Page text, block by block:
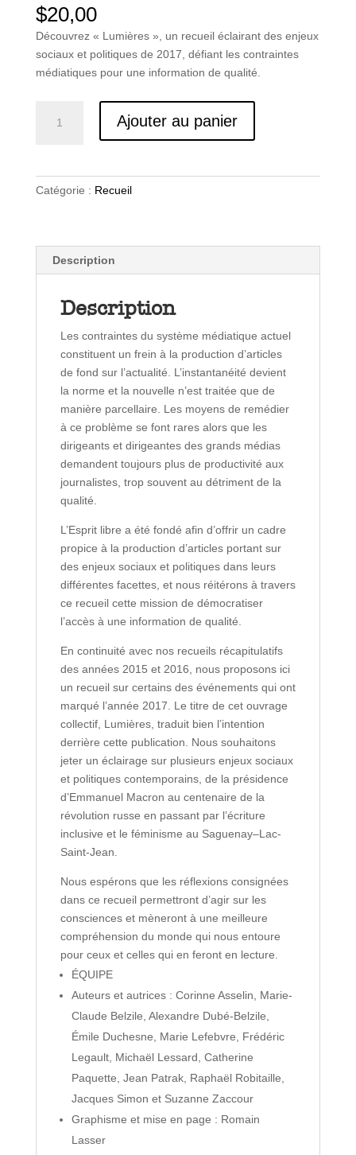
$20,00
Découvrez « Lumières », un recueil éclairant des enjeux
sociaux et politiques de 2017, défiant les contraintes
médiatiques pour une information de qualité.
Ajouter au panier
Catégorie : Recueil
Description
Description
Les contraintes du système médiatique actuel
constituent un frein à la production d’articles
de fond sur l’actualité. L’instantanéité devient
la norme et la nouvelle n’est traitée que de
manière parcellaire. Les moyens de remédier
à ce problème se font rares alors que les
dirigeants et dirigeantes des grands médias
demandent toujours plus de productivité aux
journalistes, trop souvent au détriment de la
qualité.
L’Esprit libre a été fondé afin d’offrir un cadre
propice à la production d’articles portant sur
des enjeux sociaux et politiques dans leurs
différentes facettes, et nous réitérons à travers
ce recueil cette mission de démocratiser
l’accès à une information de qualité.
En continuité avec nos recueils récapitulatifs
des années 2015 et 2016, nous proposons ici
un recueil sur certains des événements qui ont
marqué l’année 2017. Le titre de cet ouvrage
collectif, Lumières, traduit bien l’intention
derrière cette publication. Nous souhaitons
jeter un éclairage sur plusieurs enjeux sociaux
et politiques contemporains, de la présidence
d’Emmanuel Macron au centenaire de la
révolution russe en passant par l’écriture
inclusive et le féminisme au Saguenay–Lac-
Saint-Jean.
Nous espérons que les réflexions consignées
dans ce recueil permettront d’agir sur les
consciences et mèneront à une meilleure
compréhension du monde qui nous entoure
pour ceux et celles qui en feront en lecture.
ÉQUIPE
Auteurs et autrices : Corinne Asselin, Marie-
Claude Belzile, Alexandre Dubé-Belzile,
Émile Duchesne, Marie Lefebvre, Frédéric
Legault, Michaël Lessard, Catherine
Paquette, Jean Patrak, Raphaël Robitaille,
Jacques Simon et Suzanne Zaccour
Graphisme et mise en page : Romain
Lasser